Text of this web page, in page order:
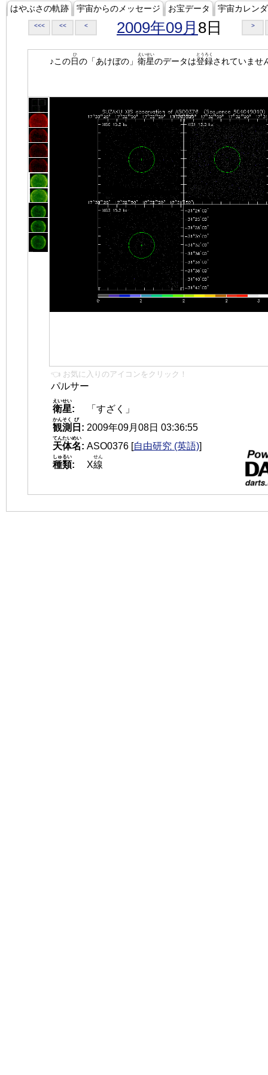
はやぶさの軌跡 宇宙からのメッセージ お宝データ 宇宙カレン
<<< << < 2009年09月 8日 >
♪この日
ひ
の「あけぼの」 衛星
えいせい
のデータは登録
とうろく
されていませ
👈 お気に入りのアイコンをクリック！
パルサー
衛星
えいせい
:
「すざく」
観測
かんそく
日
び
: 2009年09月08日 03:36:55
天体名
てんたいめい
: ASO0376 [自由研究 (英語)]
種類
しゅるい
: X線
せん